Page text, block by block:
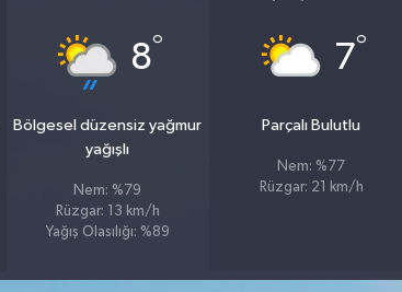
8°
Bölgesel düzensiz yağmur
yağışlı
Nem: %79
Rüzgar: 13 km/h
Yağış Olasılığı: %89
7°
Parçalı Bulutlu
Nem: %77
Rüzgar: 21 km/h